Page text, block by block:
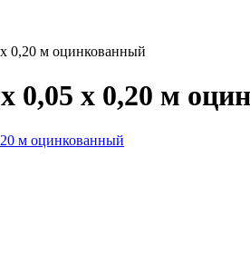
0,20 м оцинкованный
0,05 х 0,20 м